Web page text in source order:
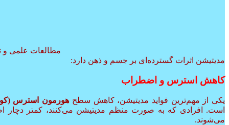
مطالعات علمی و
مدیتیشن اثرات گسترده‌ای بر جسم و ذهن دارد:
کاهش استرس و اضطراب
یکی از مهم‌ترین فواید مدیتیشن، کاهش سطح هورمون استرس
است. افرادی که به صورت منظم مدیتیشن می‌کنند، کمتر دچار
می‌شوند.